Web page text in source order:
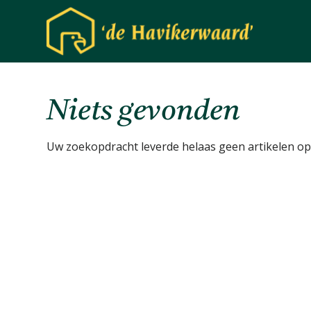
Niets gevonden
Uw zoekopdracht leverde helaas geen artikelen op